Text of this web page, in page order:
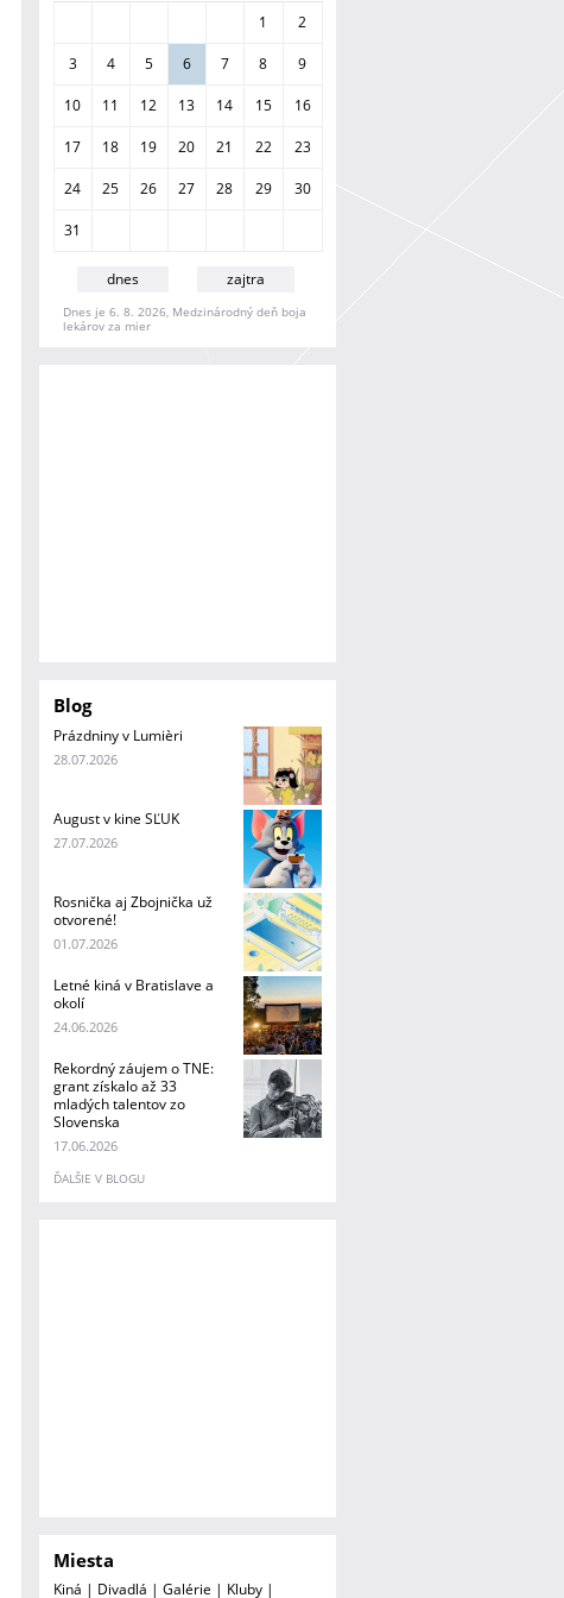
1 2
3 4 5 6 7 8 9
10 11 12 13 14 15 16
17 18 19 20 21 22 23
24 25 26 27 28 29 30
31
dnes zajtra
Dnes je 6. 8. 2026, Medzinárodný deň boja
lekárov za mier
Blog
Prázdniny v Lumièri
28.07.2026
August v kine SĽUK
27.07.2026
Rosnička aj Zbojnička už
otvorené!
01.07.2026
Letné kiná v Bratislave a
okolí
24.06.2026
Rekordný záujem o TNE:
grant získalo až 33
mladých talentov zo
Slovenska
17.06.2026
ĎALŠIE V BLOGU
Miesta
Kiná | Divadlá | Galérie | Kluby |